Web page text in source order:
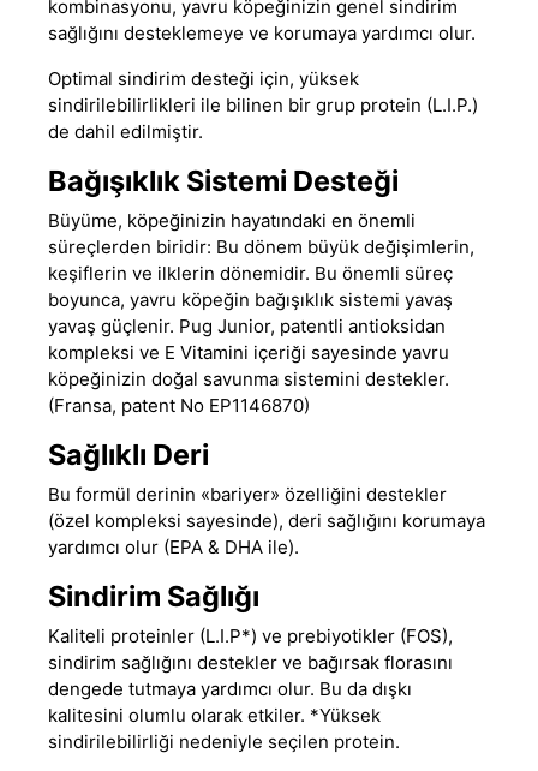
kombinasyonu, yavru köpeğinizin genel sindirim
sağlığını desteklemeye ve korumaya yardımcı olur.
Optimal sindirim desteği için, yüksek
sindirilebilirlikleri ile bilinen bir grup protein (L.I.P.)
de dahil edilmiştir.
Bağışıklık Sistemi Desteği
Büyüme, köpeğinizin hayatındaki en önemli
süreçlerden biridir: Bu dönem büyük değişimlerin,
keşiflerin ve ilklerin dönemidir. Bu önemli süreç
boyunca, yavru köpeğin bağışıklık sistemi yavaş
yavaş güçlenir. Pug Junior, patentli antioksidan
kompleksi ve E Vitamini içeriği sayesinde yavru
köpeğinizin doğal savunma sistemini destekler.
(Fransa, patent No EP1146870)
Sağlıklı Deri
Bu formül derinin «bariyer» özelliğini destekler
(özel kompleksi sayesinde), deri sağlığını korumaya
yardımcı olur (EPA & DHA ile).
Sindirim Sağlığı
Kaliteli proteinler (L.I.P*) ve prebiyotikler (FOS),
sindirim sağlığını destekler ve bağırsak florasını
dengede tutmaya yardımcı olur. Bu da dışkı
kalitesini olumlu olarak etkiler. *Yüksek
sindirilebilirliği nedeniyle seçilen protein.